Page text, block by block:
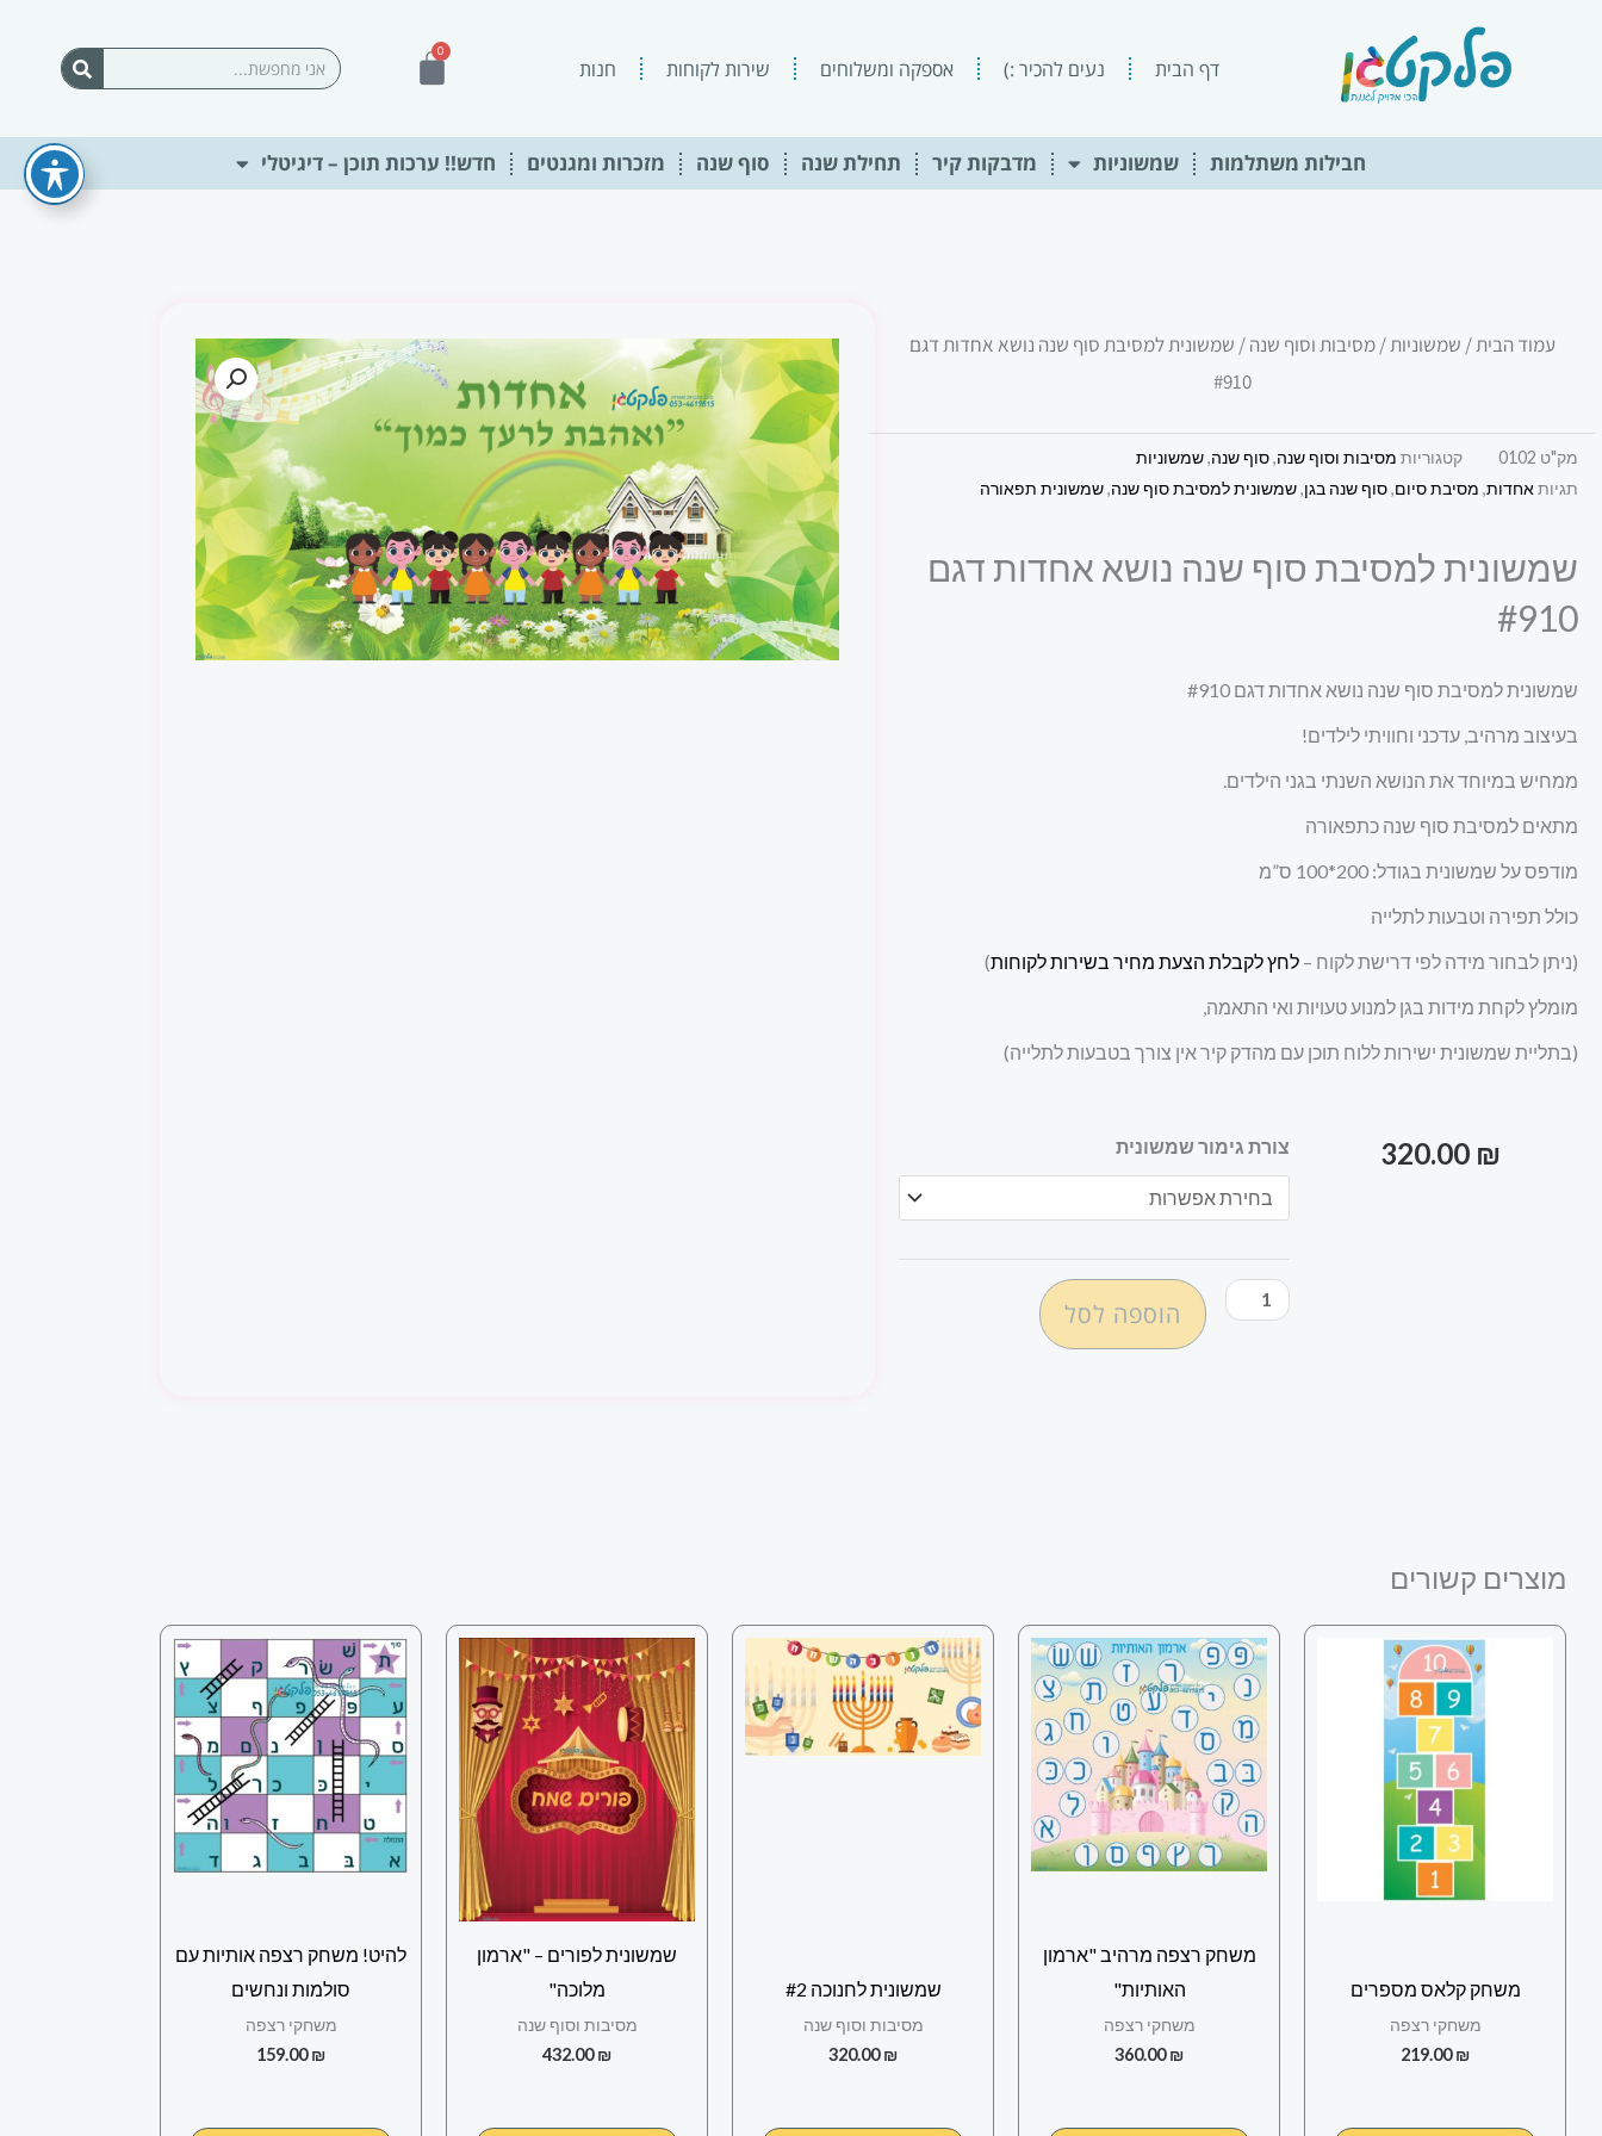
דף הבית נעים להכיר :) אספקה ומשלוחים שירות לקוחות חנות
0
עגלת
חיפוש
חבילות משתלמות שמשוניות מדבקות קיר תחילת שנה סוף שנה מזכרות ומגנטים חדש!! ערכות תוכן – דיגיטלי
עמוד הבית/ שמשוניות/מסיבות וסוף שנה/ שמשונית למסיבת סוף שנה נושא אחדות דגם
#910
מק"ט 0102 קטגוריות מסיבות וסוף שנה,סוף שנה,שמשוניות
תגיותאחדות, מסיבת סיום,סוף שנה בגן,שמשונית למסיבת סוף שנה,שמשונית תפאורה
שמשונית למסיבת סוף שנה נושא אחדות דגם
#910
שמשונית למסיבת סוף שנה נושא אחדות דגם #910
בעיצוב מרהיב, עדכני וחוויתי לילדים!
ממחיש במיוחד את הנושא השנתי בגני הילדים.
מתאים למסיבת סוף שנה כתפאורה
מודפס על שמשונית בגודל: 200*100 ס”מ
כולל תפירה וטבעות לתלייה
(ניתן לבחור מידה לפי דרישת לקוח – לחץ לקבלת הצעת מחיר בשירות לקוחות)
מומלץ לקחת מידות בגן למנוע טעויות ואי התאמה,
(בתליית שמשונית ישירות ללוח תוכן עם מהדק קיר אין צורך בטבעות לתלייה)
320.00 ₪ צורת גימור שמשונית
כמות
של
שמשונית
סוף
שנה
הוספה לסל
מוצרים קשורים
משחק קלאס מספרים
משחקי רצפה
219.00₪
משחק רצפה מרהיב "ארמון
האותיות"
משחקי רצפה
360.00₪
שמשונית לחנוכה #2
מסיבות וסוף שנה
320.00₪
שמשונית לפורים – "ארמון
מלוכה"
מסיבות וסוף שנה
432.00₪
להיט! משחק רצפה אותיות עם
סולמות ונחשים
משחקי רצפה
159.00₪